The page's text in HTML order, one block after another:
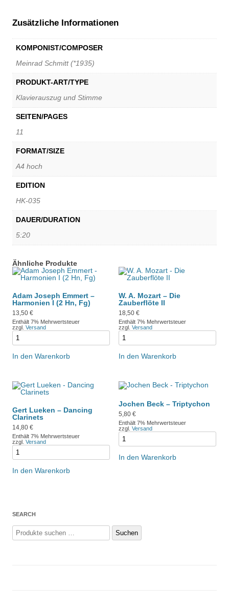
Zusätzliche Informationen
KOMPONIST/COMPOSER
Meinrad Schmitt (*1935)
PRODUKT-ART/TYPE
Klavierauszug und Stimme
SEITEN/PAGES
11
FORMAT/SIZE
A4 hoch
EDITION
HK-035
DAUER/DURATION
5:20
Ähnliche Produkte
Adam Joseph Emmert –
Harmonien I (2 Hn, Fg)
13,50 €
Enthält 7% Mehrwertsteuer
zzgl. Versand
In den Warenkorb
W. A. Mozart – Die
Zauberflöte II
18,50 €
Enthält 7% Mehrwertsteuer
zzgl. Versand
In den Warenkorb
Gert Lueken – Dancing
Clarinets
14,80 €
Enthält 7% Mehrwertsteuer
zzgl. Versand
In den Warenkorb
Jochen Beck – Triptychon
5,80 €
Enthält 7% Mehrwertsteuer
zzgl. Versand
In den Warenkorb
SEARCH
Suchen
nach:
Suchen